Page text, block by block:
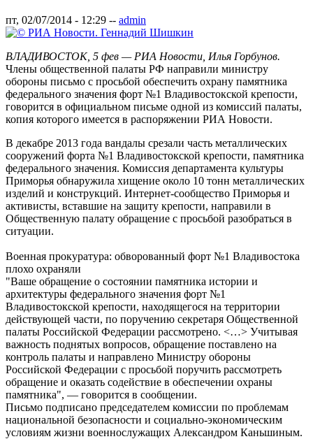
пт, 02/07/2014 - 12:29 -- admin
ВЛАДИВОСТОК, 5 фев — РИА Новости, Илья Горбунов.
Члены общественной палаты РФ направили министру
обороны письмо с просьбой обеспечить охрану памятника
федерального значения форт №1 Владивостокской крепости,
говорится в официальном письме одной из комиссий палаты,
копия которого имеется в распоряжении РИА Новости.
В декабре 2013 года вандалы срезали часть металлических
сооружений форта №1 Владивостокской крепости, памятника
федерального значения. Комиссия департамента культуры
Приморья обнаружила хищение около 10 тонн металлических
изделий и конструкций. Интернет-сообщество Приморья и
активисты, вставшие на защиту крепости, направили в
Общественную палату обращение с просьбой разобраться в
ситуации.
Военная прокуратура: обворованный форт №1 Владивостока
плохо охраняли
"Ваше обращение о состоянии памятника истории и
архитектуры федерального значения форт №1
Владивостокской крепости, находящегося на территории
действующей части, по поручению секретаря Общественной
палаты Российской Федерации рассмотрено. <…> Учитывая
важность поднятых вопросов, обращение поставлено на
контроль палаты и направлено Министру обороны
Российской Федерации с просьбой поручить рассмотреть
обращение и оказать содействие в обеспечении охраны
памятника", — говорится в сообщении.
Письмо подписано председателем комиссии по проблемам
национальной безопасности и социально-экономическим
условиям жизни военнослужащих Александром Каньшиным.